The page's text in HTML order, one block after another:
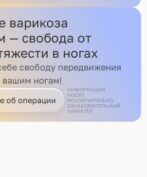
варикоза
— свобода от
в ногах
свободу передвижения
вашим ногам!
об операции
ИНФОРМАЦИЯ
НОСИТ
ИСКЛЮЧИТЕЛЬНО
ОЗНАКОМИТЕЛЬНЫЙ
ХАРАКТЕР